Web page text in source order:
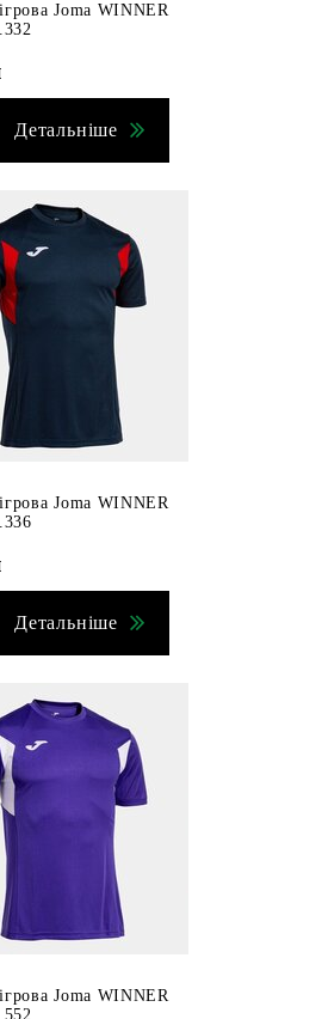
Joma WINNER
Детальніше
Joma WINNER
Детальніше
Joma WINNER